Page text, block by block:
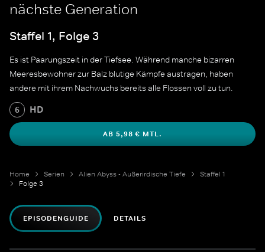
nächste Generation
Staffel 1, Folge 3
Es ist Paarungszeit in der Tiefsee. Während manche bizarren
Meeresbewohner zur Balz blutige Kämpfe austragen, haben
andere mit ihrem Nachwuchs bereits alle Flossen voll zu tun.
6 HD
AB 5,98 € MTL.
Home Serien Alien Abyss - Außerirdische Tiefe
Staffel 1
Folge 3
EPISODENGUIDE DETAILS